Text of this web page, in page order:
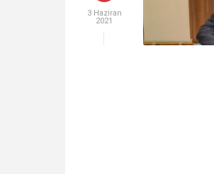
3 Haziran
2021